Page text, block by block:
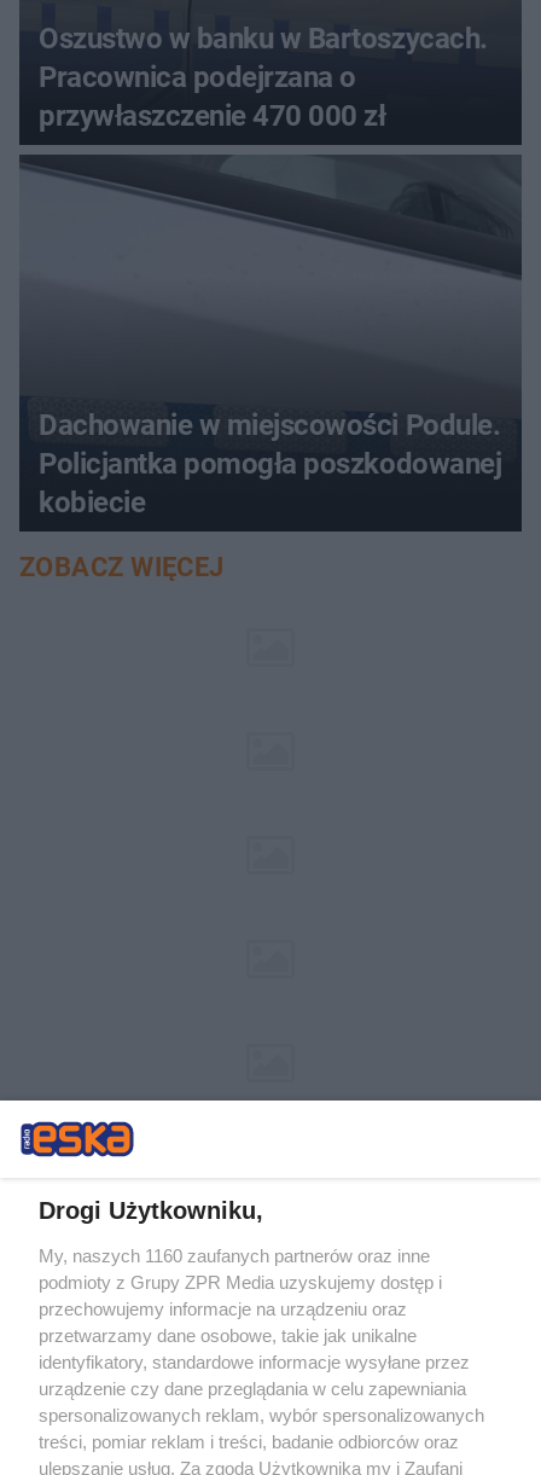
Oszustwo w banku w Bartoszycach.
Pracownica podejrzana o
przywłaszczenie 470 000 zł
Dachowanie w miejscowości Podule.
Policjantka pomogła poszkodowanej
kobiecie
ZOBACZ WIĘCEJ
Żaden utwór zamieszczony w serwisie nie może być powielany i
rozpowszechniany lub dalej rozpowszechniany w jakikolwiek sposób (w
tym także elektroniczny lub mechaniczny) na jakimkolwiek polu
eksploatacji w jakiejkolwiek formie, włącznie z umieszczaniem w
Internecie bez pisemnej zgody właściciela praw. Jakiekolwiek użycie lub
wykorzystanie utworów w całości lub w części z naruszeniem prawa,
tzn. bez właściwej zgody, jest zabronione pod groźbą kary i może być
ścigane prawnie.
Drogi Użytkowniku,
My, naszych 1160 zaufanych partnerów oraz inne
podmioty z Grupy ZPR Media uzyskujemy dostęp i
przechowujemy informacje na urządzeniu oraz
przetwarzamy dane osobowe, takie jak unikalne
identyfikatory, standardowe informacje wysyłane przez
urządzenie czy dane przeglądania w celu zapewniania
spersonalizowanych reklam, wybór spersonalizowanych
treści, pomiar reklam i treści, badanie odbiorców oraz
ulepszanie usług. Za zgodą Użytkownika my i Zaufani